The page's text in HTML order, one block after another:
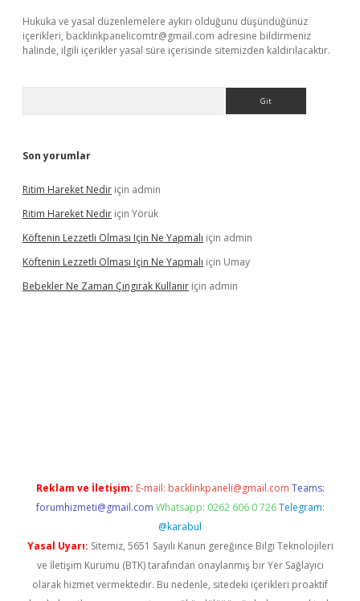
Hukuka ve yasal düzenlemelere aykırı olduğunu düşündüğünüz
içerikleri, backlinkpanelicomtr@gmail.com adresine bildirmeniz
halinde, ilgili içerikler yasal süre içerisinde sitemizden kaldırılacaktır.
Son yorumlar
Ritim Hareket Nedir için admin
Ritim Hareket Nedir için Yörük
Köftenin Lezzetli Olması Için Ne Yapmalı için admin
Köftenin Lezzetli Olması Için Ne Yapmalı için Umay
Bebekler Ne Zaman Çıngırak Kullanır için admin
Reklam ve İletişim: E-mail: backlinkpaneli@gmail.com Teams:
forumhizmeti@gmail.com Whatsapp: 0262 606 0 726 Telegram:
@karabul
Yasal Uyarı: Sitemiz, 5651 Sayılı Kanun gereğince Bilgi Teknolojileri
ve İletişim Kurumu (BTK) tarafından onaylanmış bir Yer Sağlayıcı
olarak hizmet vermektedir. Bu nedenle, sitedeki içerikleri proaktif